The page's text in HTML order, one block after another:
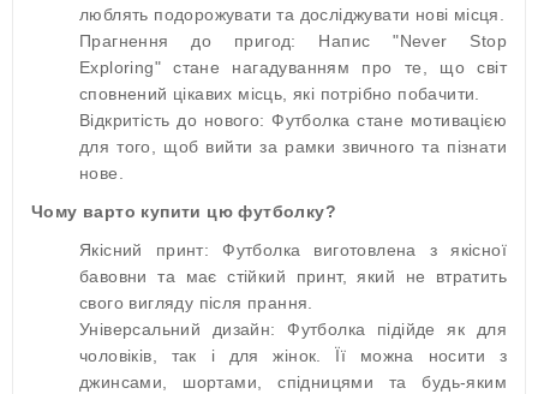
люблять подорожувати та досліджувати нові місця.
Прагнення до пригод: Напис "Never Stop
Exploring" стане нагадуванням про те, що світ
сповнений цікавих місць, які потрібно побачити.
Відкритість до нового: Футболка стане мотивацією
для того, щоб вийти за рамки звичного та пізнати
нове.
Чому варто купити цю футболку?
Якісний принт: Футболка виготовлена з якісної
бавовни та має стійкий принт, який не втратить
свого вигляду після прання.
Універсальний дизайн: Футболка підійде як для
чоловіків, так і для жінок. Її можна носити з
джинсами, шортами, спідницями та будь-яким